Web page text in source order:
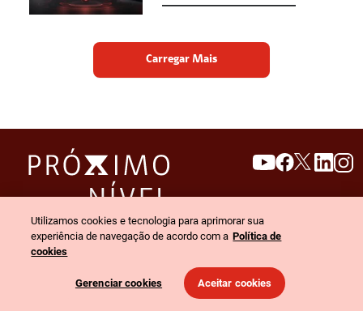
Carregar Mais
search
© 2026 Claro empresas. Todos os direitos reservados.
Política de privacidade
Utilizamos cookies e tecnologia para aprimorar sua
experiência de navegação de acordo com a Política de
cookies
Gerenciar cookies Aceitar cookies